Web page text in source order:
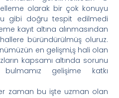
olarak bir çok konuyu
gibi doğru tespit edilmedi
kayıt altına alınmasından
büründürülmüş oluruz.
en gelişmi,ş hali olan
kapsamı altında sorunu
gelişime katkı
zaman bu işte uzman olan